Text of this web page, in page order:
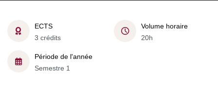
ECTS
3 crédits
Volume horaire
20h
Période de l'année
Semestre 1